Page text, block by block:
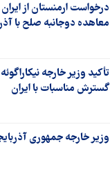
درخواست ارمنستان از
معاهده دوجانبه صلح با
تأکید وزیر خارجه
گسترش مناسبات با ایران
وزیر خارجه جمهوری